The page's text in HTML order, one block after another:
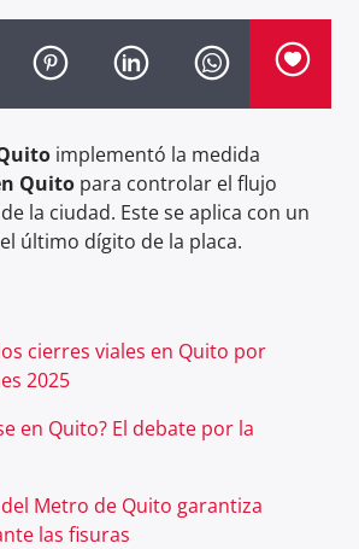
implementó la medida
Quito para controlar el flujo
la ciudad. Este se aplica con un
último dígito de la placa.
cierres viales en Quito por
2025
en Quito? El debate por la
Metro de Quito garantiza
las fisuras